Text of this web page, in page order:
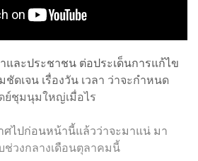
ละประชาชน ต่อประเด็นการแก้ไข
ดเจน เรื่องวัน เวลา ว่าจะกำหนด
ย์ชุมนุมใหญ่เมื่อไร
ศไปก่อนหน้านี้แล้วว่าจะมาแน่ มา
ช่วงกลางเดือนตุลาคมนี้